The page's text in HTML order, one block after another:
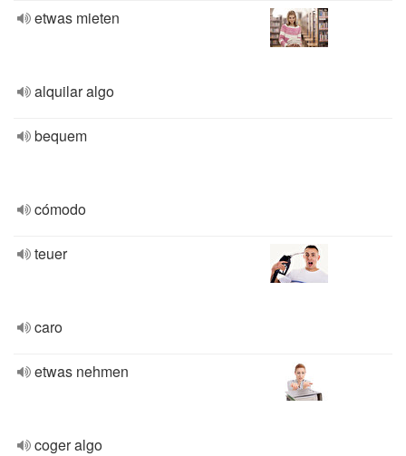
etwas mieten
alquilar algo
bequem
cómodo
teuer
caro
etwas nehmen
coger algo